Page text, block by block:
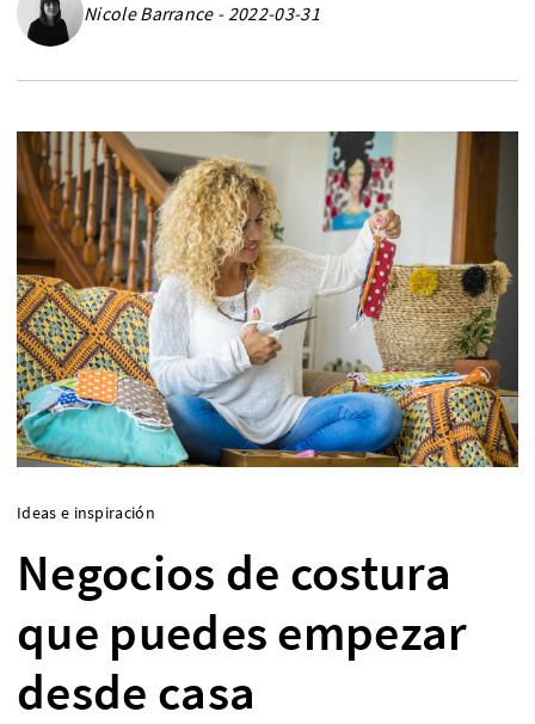
Nicole Barrance - 2022-03-31
Ideas e inspiración
Negocios de costura
que puedes empezar
desde casa